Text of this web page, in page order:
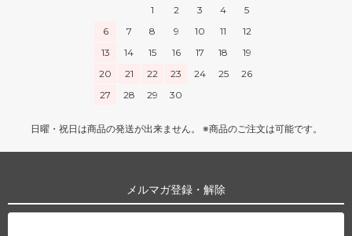
1
2 3 4
5
6
7 8 9 10 11
12
13
14 15 16 17 18
19
20
21 22 23 24 25
26
27
28 29 30
日曜・祝日は商品の発送が出来ません。 ※商品のご注文は可能です。
メルマガ登録・解除